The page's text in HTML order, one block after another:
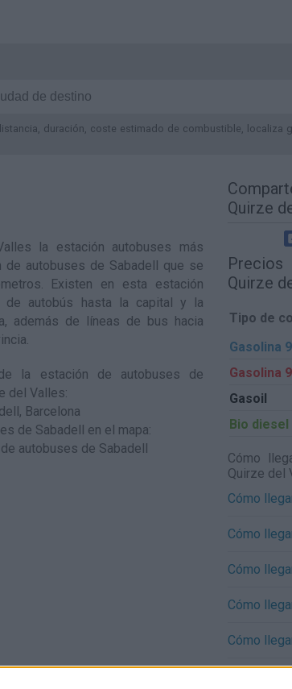
duración, coste estimado de combustible, localiza
la estación autobuses más
de autobuses de Sabadell que se
Existen en esta estación
de autobús hasta la capital y la
además de líneas de bus hacia
la estación de autobuses de
del Valles:
Barcelona
de Sabadell en el mapa:
Quirze
Quirze
Tipo de
Gasolina
Gasolina
Gasoil
Bio diesel
Cómo
Quirze del
Cómo
Cómo
Cómo
Cómo
Cómo